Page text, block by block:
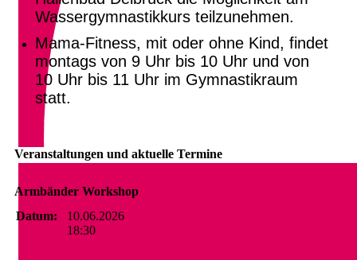
Wassergymnastikkurs teilzunehmen.
Mama-Fitness, mit oder ohne Kind, findet
montags von 9 Uhr bis 10 Uhr und von
10 Uhr bis 11 Uhr im Gymnastikraum
statt.
Veranstaltungen und aktuelle Termine
Armbänder Workshop
Datum:
10.06.2026
18:30